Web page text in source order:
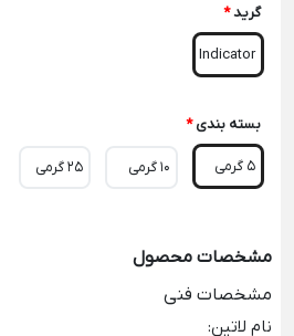
گرید*
Indicator
بسته بندی *
5 گرمی 10 گرمی 25 گرمی
مشخصات محصول
مشخصات فنی
نام لاتین: